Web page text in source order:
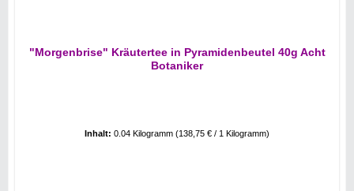
"Morgenbrise" Kräutertee in Pyramidenbeutel 40g Acht
Botaniker
Inhalt: 0.04 Kilogramm (138,75 € / 1 Kilogramm)